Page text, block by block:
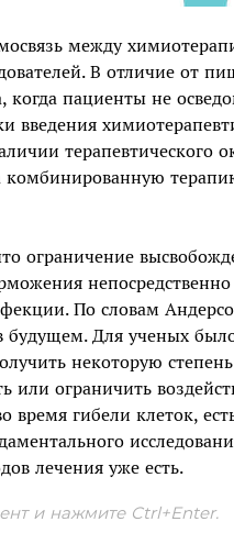
между
В отличие от
пациенты не
введения
терапевтического
комбинированную
ограничение
По словам
будущем. Для ученых
некоторую
или ограничить
время гибели клеток,
лечения уже есть.
и нажмите Ctrl+Enter.